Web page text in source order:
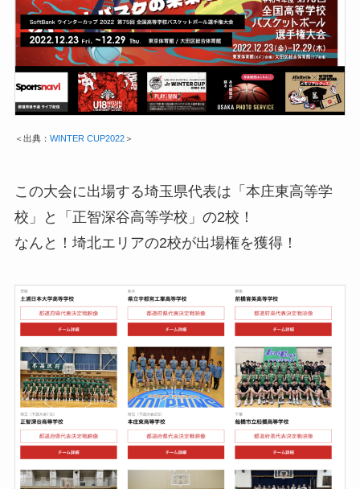
＜出典： WINTER CUP2022＞
この大会に出場する埼玉県代表は「本庄東高等学
校」と「正智深谷高等学校」の2校！
なんと！埼北エリアの2校が出場権を獲得！